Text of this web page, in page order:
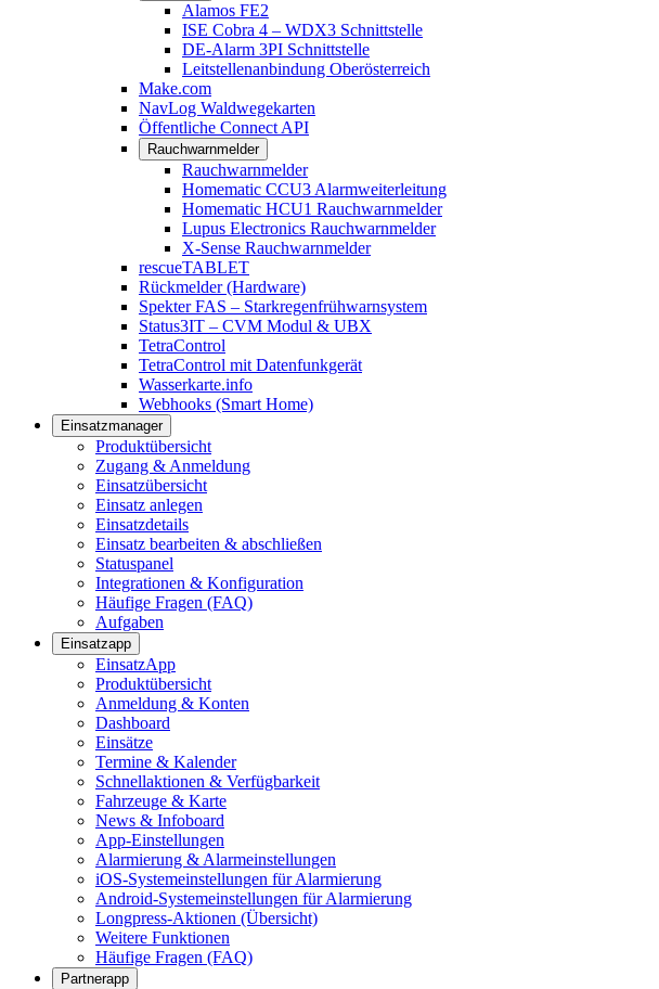
Alamos FE2
ISE Cobra 4 – WDX3 Schnittstelle
DE-Alarm 3PI Schnittstelle
Leitstellenanbindung Oberösterreich
Make.com
NavLog Waldwegekarten
Öffentliche Connect API
Rauchwarnmelder
Rauchwarnmelder
Homematic CCU3 Alarmweiterleitung
Homematic HCU1 Rauchwarnmelder
Lupus Electronics Rauchwarnmelder
X-Sense Rauchwarnmelder
rescueTABLET
Rückmelder (Hardware)
Spekter FAS – Starkregenfrühwarnsystem
Status3IT – CVM Modul & UBX
TetraControl
TetraControl mit Datenfunkgerät
Wasserkarte.info
Webhooks (Smart Home)
Einsatzmanager
Produktübersicht
Zugang & Anmeldung
Einsatzübersicht
Einsatz anlegen
Einsatzdetails
Einsatz bearbeiten & abschließen
Statuspanel
Integrationen & Konfiguration
Häufige Fragen (FAQ)
Aufgaben
Einsatzapp
EinsatzApp
Produktübersicht
Anmeldung & Konten
Dashboard
Einsätze
Termine & Kalender
Schnellaktionen & Verfügbarkeit
Fahrzeuge & Karte
News & Infoboard
App-Einstellungen
Alarmierung & Alarmeinstellungen
iOS-Systemeinstellungen für Alarmierung
Android-Systemeinstellungen für Alarmierung
Longpress-Aktionen (Übersicht)
Weitere Funktionen
Häufige Fragen (FAQ)
Partnerapp